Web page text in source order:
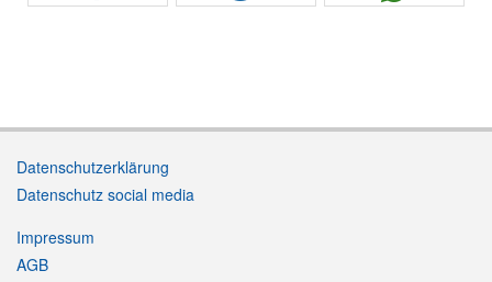
Datenschutzerklärung
Datenschutz social media
Impressum
AGB